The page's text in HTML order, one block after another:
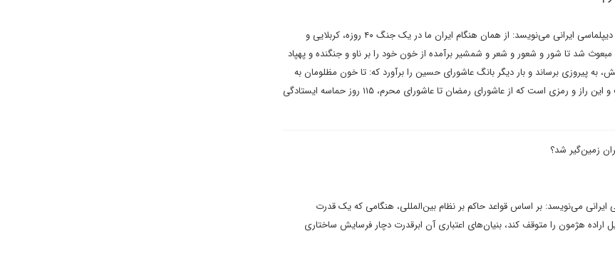
محمدمهدی اسدزاده در یادداشتی برای دیپلماسی ایرانی می‌نویسد: از همان هنگام ایران ما در یک جنگ ۴۰ روزه، کربلایی و
مبعوث شد تا شور و شعور و شعر و شمشیر برآمده از خون خود را بر ناو و جنگنده و پهپاد
پیروزی برساند و بار دیگر بانگ عاشورای حسین را برآورد که: تا خون مظلومان به
جوش است آوای عاشورا به گوش است و این راز و رمزی است که از عاشورای رمضان تا عاشورای محرم، ۱۱۵ روز حماسه ایستادگی
زمین‌گیر شد؟
ایرانی می‌نویسد: بر اساس قواعد حاکم بر نظام بین‌المللی، هنگامی که یک قدرت
اراده هژمون را متوقف کند، بنیان‌های اعتباری آن ابرقدرت دچار فرسایش ساختاری